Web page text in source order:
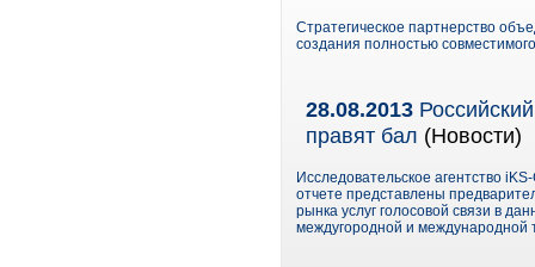
Стратегическое партнерство
создания полностью
28.08.2013
правят бал (Новости)
Исследовательское агентство
отчете представлены
рынка услуг голосовой связи в
междугородной и международной